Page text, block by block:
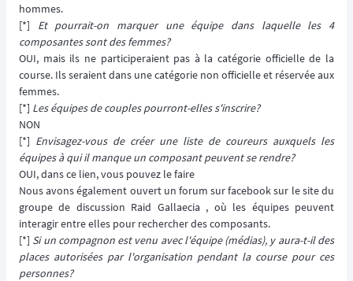
hommes.
[*] Et pourrait-on marquer une équipe dans laquelle les 4
composantes sont des femmes?
OUI, mais ils ne participeraient pas à la catégorie officielle de la
course. Ils seraient dans une catégorie non officielle et réservée aux
femmes.
[*] Les équipes de couples pourront-elles s'inscrire?
NON
[*] Envisagez-vous de créer une liste de coureurs auxquels les
équipes à qui il manque un composant peuvent se rendre?
OUI, dans ce lien, vous pouvez le faire
Nous avons également ouvert un forum sur facebook sur le site du
groupe de discussion Raid Gallaecia , où les équipes peuvent
interagir entre elles pour rechercher des composants.
[*] Si un compagnon est venu avec l'équipe (médias), y aura-t-il des
places autorisées par l'organisation pendant la course pour ces
personnes?